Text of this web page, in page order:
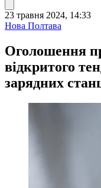
23 травня 2024, 14:33
Нова Полтава
Оголошення
відкритого
зарядних